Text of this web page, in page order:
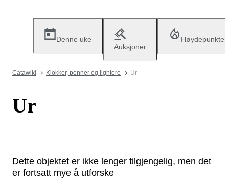
Denne uke
Auksjoner
Høydepunkter
Catawiki Klokker, penner og lightere Ur
Ur
Dette objektet er ikke lenger tilgjengelig, men det
er fortsatt mye å utforske